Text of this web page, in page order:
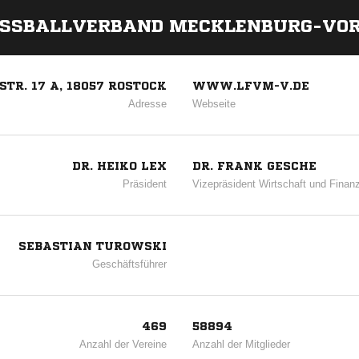
MECKLENBURG-
17 A, 18057 ROSTOCK
Adresse
WWW.LFVM-V.DE
Webseite
DR. HEIKO LEX
Präsident
DR. FRANK GESCHE
Vizepräsident Wirtschaft und
SEBASTIAN TUROWSKI
Geschäftsführer
469
Anzahl der Vereine
58894
Anzahl der Mitglieder